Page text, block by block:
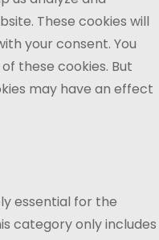
These cookies will
your consent. You
these cookies. But
may have an effect
essential for the
category only includes